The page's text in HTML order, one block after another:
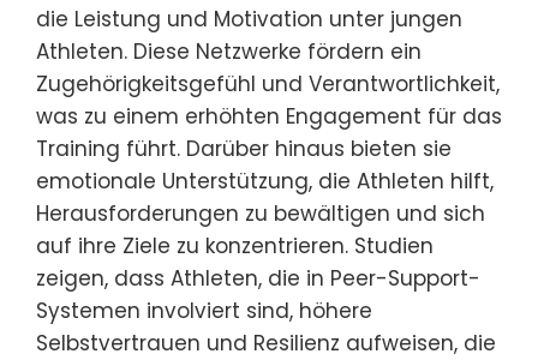
die Leistung und Motivation unter jungen
Athleten. Diese Netzwerke fördern ein
Zugehörigkeitsgefühl und Verantwortlichkeit,
was zu einem erhöhten Engagement für das
Training führt. Darüber hinaus bieten sie
emotionale Unterstützung, die Athleten hilft,
Herausforderungen zu bewältigen und sich
auf ihre Ziele zu konzentrieren. Studien
zeigen, dass Athleten, die in Peer-Support-
Systemen involviert sind, höhere
Selbstvertrauen und Resilienz aufweisen, die